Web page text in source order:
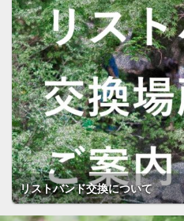
リストバンド交換について